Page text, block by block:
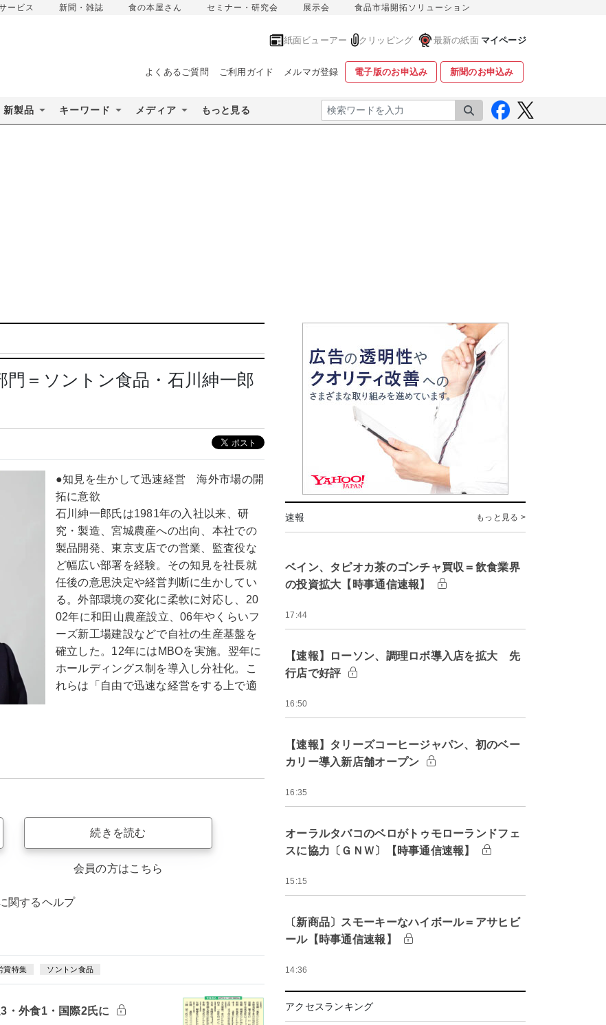
ービス 新聞・雑誌 食の本屋さん セミナー・研究会 展示会 食品市場開拓ソリューション
紙面ビューアー クリッピング 最新の紙面 マイページ
よくあるご質問 ご利用ガイド メルマガ登録 電子版のお申込み 新聞のお申込み
新製品 キーワード メディア もっと見る 検索
門＝ソントン食品・石川紳一郎
●知見を生かして迅速経営 海外市場の開
拓に意欲
石川紳一郎氏は1981年の入社以来、研
究・製造、宮城農産への出向、本社での
製品開発、東京支店での営業、監査役な
ど幅広い部署を経験。その知見を社長就
任後の意思決定や経営判断に生かしてい
る。外部環境の変化に柔軟に対応し、20
02年に和田山農産設立、06年やくらいフ
ーズ新工場建設などで自社の生産基盤を
確立した。12年にはMBOを実施。翌年に
ホールディングス制を導入し分社化。こ
れらは「自由で迅速な経営をする上で適
続きを読む
会員の方はこちら
関するヘルプ
賞特集 ソントン食品
・外食1・国際2氏に
速報 もっと見る >
ベイン、タピオカ茶のゴンチャ買収＝飲食業界
の投資拡大【時事通信速報】
17:44
【速報】ローソン、調理ロボ導入店を拡大 先
行店で好評
16:50
【速報】タリーズコーヒージャパン、初のベー
カリー導入新店舗オープン
16:35
オーラルタバコのベロがトゥモローランドフェ
スに協力〔ＧＮＷ〕【時事通信速報】
15:15
〔新商品〕スモーキーなハイボール＝アサヒビ
ール【時事通信速報】
14:36
アクセスランキング